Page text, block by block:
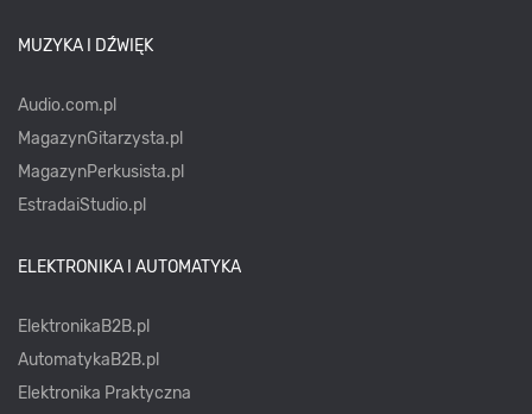
MUZYKA I DŹWIĘK
Audio.com.pl
MagazynGitarzysta.pl
MagazynPerkusista.pl
EstradaiStudio.pl
ELEKTRONIKA I AUTOMATYKA
ElektronikaB2B.pl
AutomatykaB2B.pl
Elektronika Praktyczna